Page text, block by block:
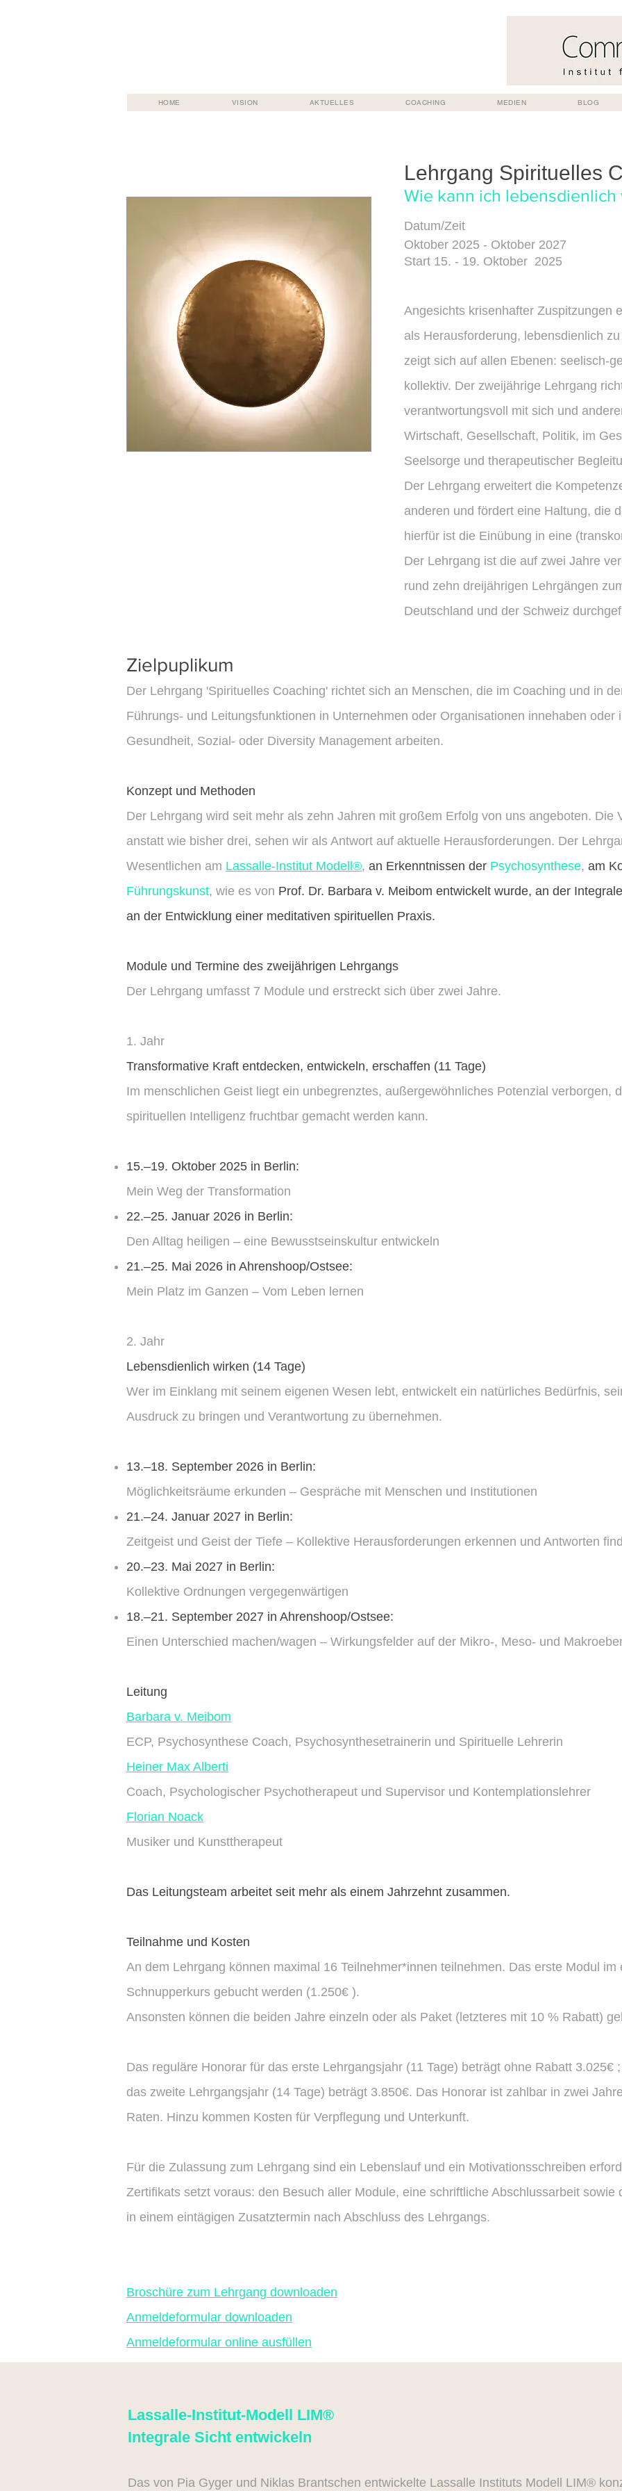
HOME VISION AKTUELLES COACHING MEDIEN BLOG
Lehrgang Spirituelles
Wie kann ich lebensdienlich
Datum/Zeit
Oktober 2025 - Oktober 2027
Start 15. - 19. Oktober 2025
Angesichts krisenhafter Zuspitzungen
als Herausforderung, lebensdienlich
zeigt sich auf allen Ebenen: seelisch-
kollektiv. Der zweijährige Lehrgang
verantwortungsvoll mit sich und
Wirtschaft, Gesellschaft, Politik, im
Seelsorge und therapeutischer
Der Lehrgang erweitert die
anderen und fördert eine Haltung, die
hierfür ist die Einübung in eine
Der Lehrgang ist die auf zwei Jahre
rund zehn dreijährigen Lehrgängen
Deutschland und der Schweiz
Zielpuplikum
Der Lehrgang 'Spirituelles Coaching' richtet sich an Menschen, die im Coaching und in
Führungs- und Leitungsfunktionen in Unternehmen oder Organisationen innehaben oder
Gesundheit, Sozial- oder Diversity Management arbeiten.
Konzept und Methoden
Der Lehrgang wird seit mehr als zehn Jahren mit großem Erfolg von uns angeboten. Die
anstatt wie bisher drei, sehen wir als Antwort auf aktuelle Herausforderungen. Der
Wesentlichen am Lassalle-Institut Modell®, an Erkenntnissen der Psychosynthese, am
Führungskunst, wie es von Prof. Dr. Barbara v. Meibom entwickelt wurde, an der
an der Entwicklung einer meditativen spirituellen Praxis.
Module und Termine des zweijährigen Lehrgangs
Der Lehrgang umfasst 7 Module und erstreckt sich über zwei Jahre.
1. Jahr
Transformative Kraft entdecken, entwickeln, erschaffen (11 Tage)
Im menschlichen Geist liegt ein unbegrenztes, außergewöhnliches Potenzial verborgen,
spirituellen Intelligenz fruchtbar gemacht werden kann.
15.–19. Oktober 2025 in Berlin:
Mein Weg der Transformation
22.–25. Januar 2026 in Berlin:
Den Alltag heiligen – eine Bewusstseinskultur entwickeln
21.–25. Mai 2026 in Ahrenshoop/Ostsee:
Mein Platz im Ganzen – Vom Leben lernen
2. Jahr
Lebensdienlich wirken (14 Tage)
Wer im Einklang mit seinem eigenen Wesen lebt, entwickelt ein natürliches Bedürfnis,
Ausdruck zu bringen und Verantwortung zu übernehmen.
13.–18. September 2026 in Berlin:
Möglichkeitsräume erkunden – Gespräche mit Menschen und Institutionen
21.–24. Januar 2027 in Berlin:
Zeitgeist und Geist der Tiefe – Kollektive Herausforderungen erkennen und Antworten
20.–23. Mai 2027 in Berlin:
Kollektive Ordnungen vergegenwärtigen
18.–21. September 2027 in Ahrenshoop/Ostsee:
Einen Unterschied machen/wagen – Wirkungsfelder auf der Mikro-, Meso- und
Leitung
Barbara v. Meibom
ECP, Psychosynthese Coach, Psychosynthesetrainerin und Spirituelle Lehrerin
Heiner Max Alberti
Coach, Psychologischer Psychotherapeut und Supervisor und Kontemplationslehrer
Florian Noack
Musiker und Kunsttherapeut
Das Leitungsteam arbeitet seit mehr als einem Jahrzehnt zusammen.
Teilnahme und Kosten
An dem Lehrgang können maximal 16 Teilnehmer*innen teilnehmen. Das erste Modul im
Schnupperkurs gebucht werden (1.250€ ).
Ansonsten können die beiden Jahre einzeln oder als Paket (letzteres mit 10 % Rabatt)
Das reguläre Honorar für das erste Lehrgangsjahr (11 Tage) beträgt ohne Rabatt 3.025€
das zweite Lehrgangsjahr (14 Tage) beträgt 3.850€. Das Honorar ist zahlbar in zwei
Raten. Hinzu kommen Kosten für Verpflegung und Unterkunft.
Für die Zulassung zum Lehrgang sind ein Lebenslauf und ein Motivationsschreiben
Zertifikats setzt voraus: den Besuch aller Module, eine schriftliche Abschlussarbeit sowie
in einem eintägigen Zusatztermin nach Abschluss des Lehrgangs.
Broschüre zum Lehrgang downloaden
Anmeldeformular downloaden
Anmeldeformular online ausfüllen
Lassalle-Institut-Modell LIM®
Integrale Sicht entwickeln
Das von Pia Gyger und Niklas Brantschen entwickelte Lassalle Instituts Modell LIM®